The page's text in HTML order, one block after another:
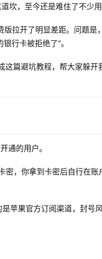
坎，至今还是难住了不少用
拉开了明显差距。问题是
行卡被拒绝了”。
篇避坑教程，帮大家躲开
通的用户。
，你拿到卡密后自行在账
苹果官方订阅渠道，封号